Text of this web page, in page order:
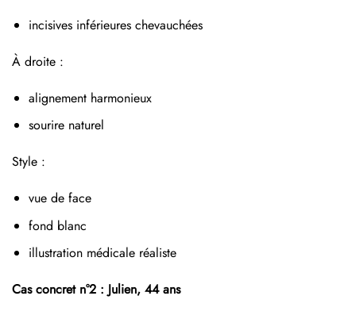
incisives inférieures chevauchées
À droite :
alignement harmonieux
sourire naturel
Style :
vue de face
fond blanc
illustration médicale réaliste
Cas concret n°2 : Julien, 44 ans